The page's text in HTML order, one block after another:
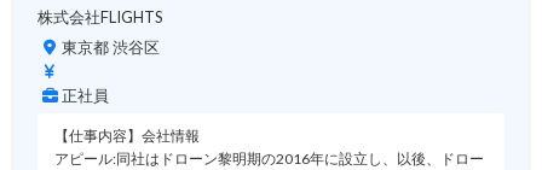
株式会社FLIGHTS
東京都 渋谷区
正社員
【仕事内容】会社情報
アピール:同社はドローン黎明期の2016年に設立し、以後、ドロー